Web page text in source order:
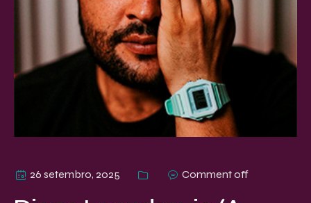
26 setembro, 2025 Comment off